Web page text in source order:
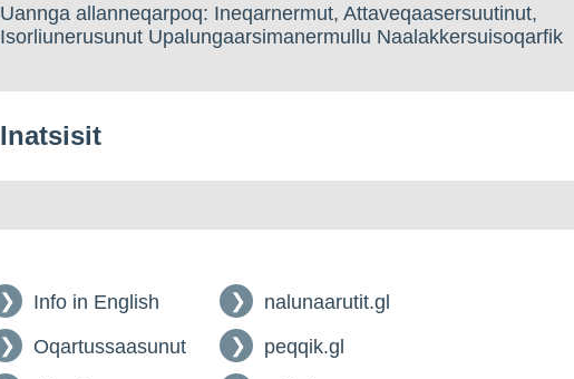
Uannga allanneqarpoq: Ineqarnermut, Attaveqaasersuutinut,
Isorliunerusunut Upalungaarsimanermullu Naalakkersuisoqarfik
Inatsisit
Info in English
Oqartussaasunut
nalunaarutit.gl
peqqik.gl